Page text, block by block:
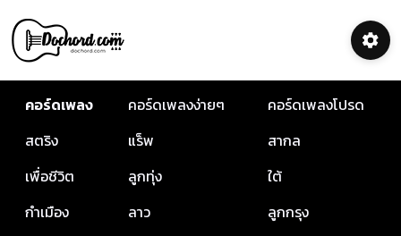
คอร์ดเพลง คอร์ดเพลงง่ายๆ
คอร์ดเพลงโปรด
สตริง
แร็พ
สากล
เพื่อชีวิต
ลูกทุ่ง
ใต้
กำเมือง
ลาว
ลูกกรุง